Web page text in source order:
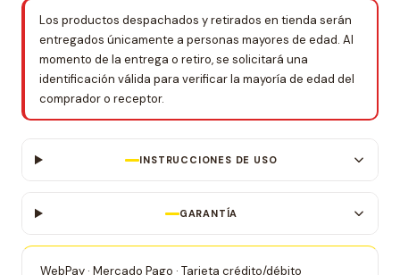
Los productos despachados y retirados en tienda serán
entregados únicamente a personas mayores de edad. Al
momento de la entrega o retiro, se solicitará una
identificación válida para verificar la mayoría de edad del
comprador o receptor.
INSTRUCCIONES DE USO
GARANTÍA
WebPay · Mercado Pago · Tarjeta crédito/débito